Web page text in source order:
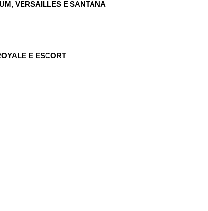
VERSAILLES E SANTANA
E ESCORT